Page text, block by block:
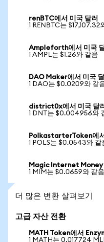
renBTC에서 미국 달러
1 RENBTC는 $17,107.32
Ampleforth에서 미국
1 AMPL는 $1.26와 같음
DAO Maker에서 미국
1 DAO는 $0.0209와 같
district0x에서 미국 달
1 DNT는 $0.004956와
PolkastarterToken에
1 POLS는 $0.0543와 같
Magic Internet Money
1 MIM는 $0.0659와 같음
더 많은 변환 살펴보기
고급 자산 전환
MATH Token에서
1 MATH는 0.017724